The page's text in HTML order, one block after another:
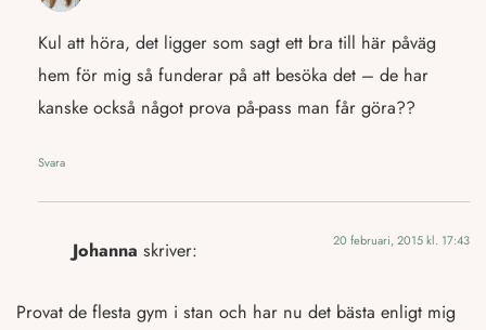
Kul att höra, det ligger som sagt ett bra till här påväg
hem för mig så funderar på att besöka det – de har
kanske också något prova på-pass man får göra??
Svara
Johanna skriver: 20 februari, 2015 kl. 17:43
Provat de flesta gym i stan och har nu det bästa enligt mig